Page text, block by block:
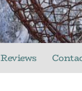
Reviews